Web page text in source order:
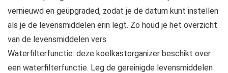
vernieuwd en geüpgraded, zodat je de datum kunt instellen
als je de levensmiddelen erin legt. Zo houd je het overzicht
van de levensmiddelen vers.
Waterfilterfunctie: deze koelkastorganizer beschikt over
een waterfilterfunctie. Leg de gereinigde levensmiddelen